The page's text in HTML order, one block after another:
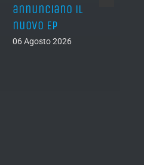
annunciano il
nuovo EP
06 Agosto 2026